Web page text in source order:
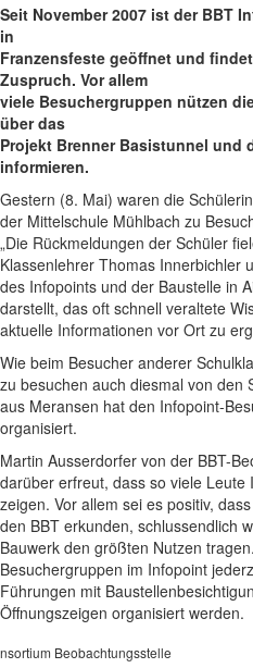
Seit November 2007 ist der BBT
in
Franzensfeste geöffnet und
Zuspruch. Vor allem
viele Besuchergruppen nützen
über das
Projekt Brenner Basistunnel und
informieren.
Gestern (8. Mai) waren die
der Mittelschule Mühlbach zu
„Die Rückmeldungen der Schüler
Klassenlehrer Thomas Innerbichler
des Infopoints und der Baustelle in
darstellt, das oft schnell veraltete
aktuelle Informationen vor Ort zu
Wie beim Besucher anderer
zu besuchen auch diesmal von den
aus Meransen hat den Infopoint-
organisiert.
Martin Ausserdorfer von der BBT-
darüber erfreut, dass so viele Leute
zeigen. Vor allem sei es positiv,
den BBT erkunden, schlussendlich
Bauwerk den größten Nutzen
Besuchergruppen im Infopoint
Führungen mit
Öffnungszeigen organisiert werden.
Beobachtungsstelle